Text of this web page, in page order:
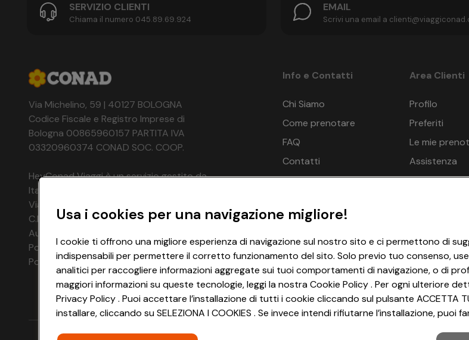
SOGGIORNO A COPENHAGEN
SERVIZIO CLIENTI
Chiama il numero 045.89.69.924
EMAIL
Scrivi una email a
Via Michelino, 59 | 40127 BOLOGNA
Codice Fiscale e Registro Imprese di
Bologna 00865960157 PARTITA IVA
03320960374 CONAD SOC. COOP.
HeyConad Viaggi è un servizio gestito da
Italia Travel Marketing S.r.l.
Via Chiesolina 8 | 37066 Sommacampagna (VR)
C.F. e P.IVA: 03816060234
Aut. Prov Verona n. 4737/10
Polizza Ass. RC n. 177765037
Polizza Ass. Protection n. 6006000083/F
Info e Contatti
Chi Siamo
Come prenotare
FAQ
Contatti
Area Clienti
Profilo
Preferiti
Le mie
Assistenza
Usa i cookies per una navigazione migliore!
I cookie ti offrono una migliore esperienza di navigazione sul nostro sito e ci permettono di
indispensabili per permettere il corretto funzionamento del sito. Solo previo tuo consenso,
analitici per raccogliere informazioni aggregate sui tuoi comportamenti di navigazione, o di
maggiori informazioni su queste tecnologie, leggi la nostra Cookie Policy . Per ogni ulteriore
Privacy Policy . Puoi accettare l’installazione di tutti i cookie cliccando sul pulsante ACCETTA
installare, cliccando su SELEZIONA I COOKIES . Se invece intendi rifiutarne l’installazione, puoi